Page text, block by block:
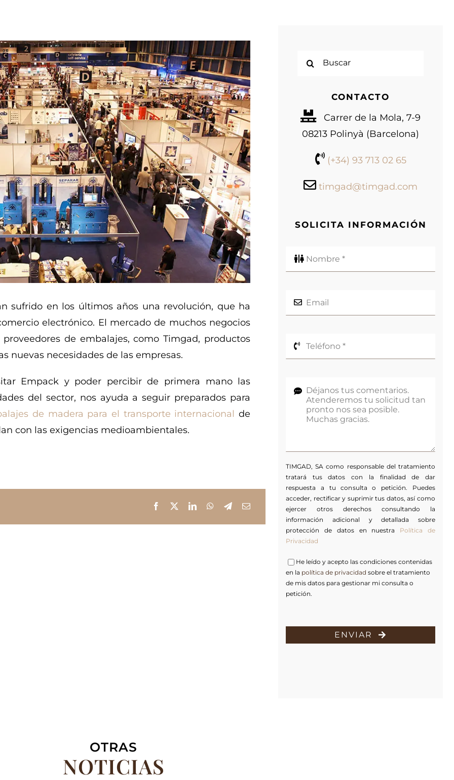
sufrido en los últimos años una revolución, que ha
electrónico. El mercado de muchos negocios
de embalajes, como Timgad, productos
nuevas necesidades de las empresas.
Empack y poder percibir de primera mano las
del sector, nos ayuda a seguir preparados para
de madera para el transporte internacional de
con las exigencias medioambientales.
Buscar:
CONTACTO
Carrer de la Mola, 7-9
08213 Polinyà (Barcelona)
(+34) 93 713 02 65
timgad@timgad.com
SOLICITA INFORMACIÓN
TIMGAD, SA como responsable del tratamiento
tratará tus datos con la finalidad de dar
respuesta a tu consulta o petición. Puedes
acceder, rectificar y suprimir tus datos, así como
ejercer otros derechos consultando la
información adicional y detallada sobre
protección de datos en nuestra Política de
Privacidad
He leído y acepto las condiciones contenidas
en la política de privacidad sobre el tratamiento
de mis datos para gestionar mi consulta o
petición.
ENVIAR
OTRAS
NOTICIAS